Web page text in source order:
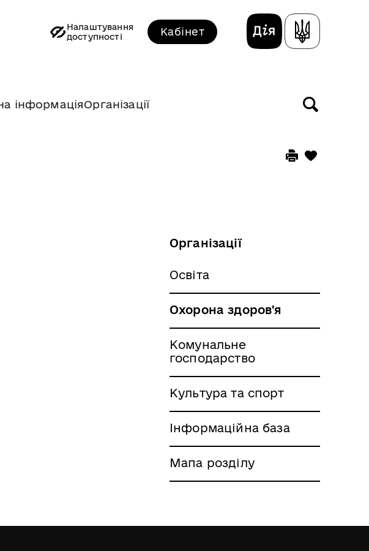
Налаштування
доступності
Кабінет
інформаціяОрганізації
Організації
Освіта
Охорона здоров'я
Комунальне
господарство
Культура та спорт
Інформаційна база
Мапа розділу